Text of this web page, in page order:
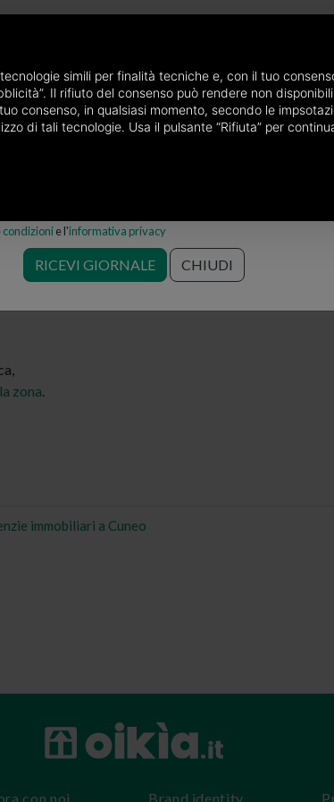
Terreni in affitto a Cuneo Cerialdo
Cuneo Salva ricerca
zona.
immobiliari a Cuneo
condizionie l'informativa privacy
RICEVI GIORNALE CHIUDI
con noi Brand identity
simili per finalità tecniche e, con il tuo
Il rifiuto del consenso può rendere non
consenso, in qualsiasi momento, secondo le
di tali tecnologie. Usa il pulsante “Rifiuta” per